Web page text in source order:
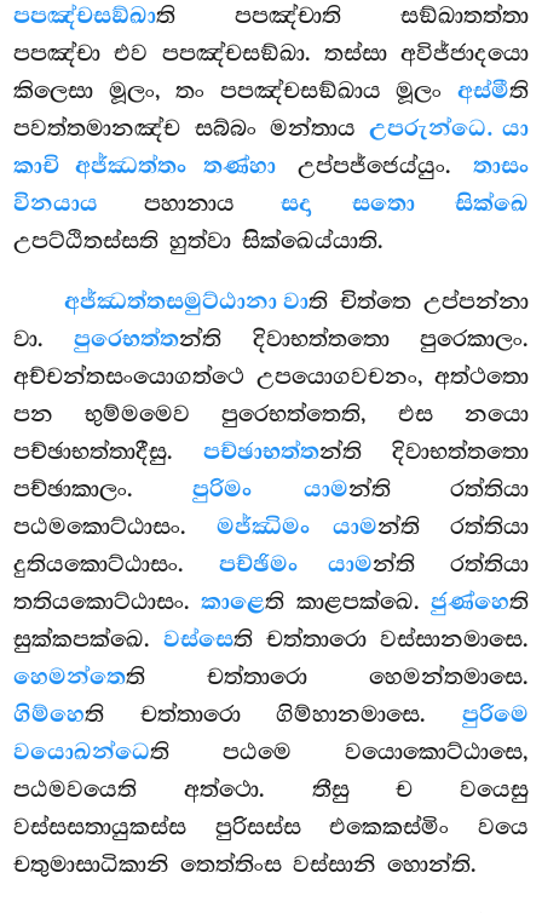
පපඤ්චසඞ්ඛාති පපඤ්චාති සඞ්ඛාතත්තා
පපඤ්චා එව පපඤ්චසඞ්ඛා. තස්සා අවිජ්ජාදයො
කිලෙසා මූලං, තං පපඤ්චසඞ්ඛාය මූලං අස්මීති
පවත්තමානඤ්ච සබ්බං මන්තායඋපරුන්ධෙ. යා
කාචි අජ්ඣත්තං තණ්හාඋප්පජ්ජෙය්යුං. තාසං
විනයාය පහානාය සදා සතො සික්ඛෙ
උපට්ඨිතස්සති හුත්වා සික්ඛෙය්යාති.
අජ්ඣත්තසමුට්ඨානා වාති චිත්තෙ උප්පන්නා
වා.පුරෙභත්තන්ති දිවාභත්තතො පුරෙකාලං.
අච්චන්තසංයොගත්ථෙ උපයොගවචනං, අත්ථතො
පන භුම්මමෙව පුරෙභත්තෙති, එස නයො
පච්ඡාභත්තාදීසු. පච්ඡාභත්තන්ති දිවාභත්තතො
පච්ඡාකාලං. පුරිමං යාමන්ති රත්තියා
පඨමකොට්ඨාසං. මජ්ඣිමං යාමන්ති රත්තියා
දුතියකොට්ඨාසං.පච්ඡිමං යාමන්ති රත්තියා
තතියකොට්ඨාසං.කාළෙති කාළපක්ඛෙ. ජුණ්හෙති
සුක්කපක්ඛෙ.වස්සෙති චත්තාරො වස්සානමාසෙ.
හෙමන්තෙති චත්තාරො හෙමන්තමාසෙ.
ගිම්හෙති චත්තාරො ගිම්හානමාසෙ. පුරිමෙ
වයොඛන්ධෙති පඨමෙ වයොකොට්ඨාසෙ,
පඨමවයෙති අත්ථො. තීසු ච වයෙසු
වස්සසතායුකස්ස පුරිසස්ස එකෙකස්මිං වයෙ
චතුමාසාධිකානි තෙත්තිංස වස්සානි හොන්ති.